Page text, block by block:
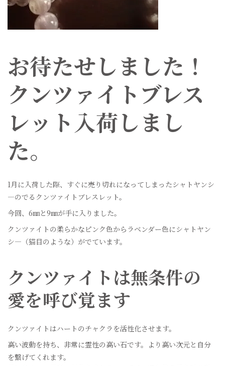
お待たせしました！
クンツァイトブレス
レット入荷しまし
た。
1月に入荷した際、すぐに売り切れになってしまったシャトヤンシ
―のでるクンツァイトブレスレット。
今回、6㎜と9㎜が手に入りました。
クンツァイトの柔らかなピンク色からラベンダー色にシャトヤン
シ―（猫目のような）がでています。
クンツァイトは無条件の
愛を呼び覚ます
クンツァイトはハートのチャクラを活性化させます。
高い波動を持ち、非常に霊性の高い石です。より高い次元と自分
を繋げてくれます。